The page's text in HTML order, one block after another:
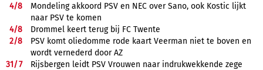
4/8
Mondeling akkoord PSV en NEC over Sano, ook Kostic lijkt
naar PSV te komen
4/8
Drommel keert terug bij FC Twente
2/8
PSV komt oliedomme rode kaart Veerman niet te boven en
wordt vernederd door AZ
31/7
Rijsbergen leidt PSV Vrouwen naar indrukwekkende zege